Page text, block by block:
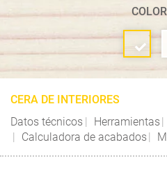
CERA DE INTERIORES
Datos técnicos
Herramientas
Calculadora de acabados